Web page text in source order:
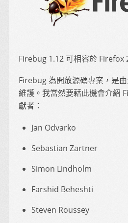
Firebug 1.12 可相容於 Firefox
Firebug 為開放源碼專案，是
維護。我當然要藉此機會介紹
獻者：
Jan Odvarko
Sebastian Zartner
Simon Lindholm
Farshid Beheshti
Steven Roussey